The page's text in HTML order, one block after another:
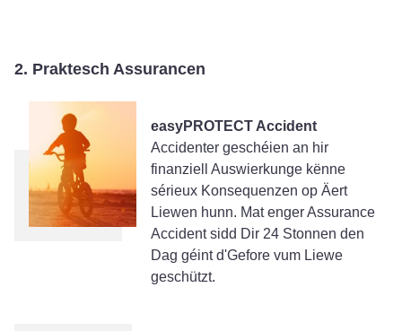
2. Praktesch Assurancen
easyPROTECT Accident
Accidenter geschéien an hir
finanziell Auswierkunge kënne
sérieux Konsequenzen op Äert
Liewen hunn. Mat enger Assurance
Accident sidd Dir 24 Stonnen den
Dag géint d'Gefore vum Liewe
geschützt.